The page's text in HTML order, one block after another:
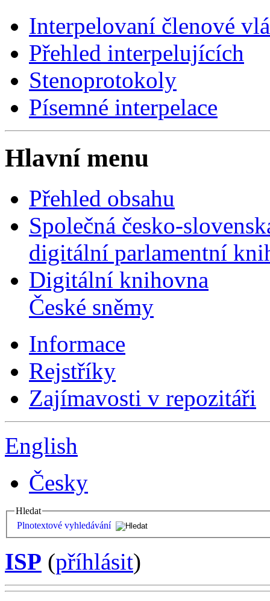
Interpelovaní členové
Přehled interpelujících
Stenoprotokoly
Písemné interpelace
Hlavní menu
Přehled obsahu
Společná česko-
digitální parlamentní
Digitální knihovna
České sněmy
Informace
Rejstříky
Zajímavosti v repozitáři
English
Česky
Hledat
Plnotextové vyhledávání
ISP (příhlásit)